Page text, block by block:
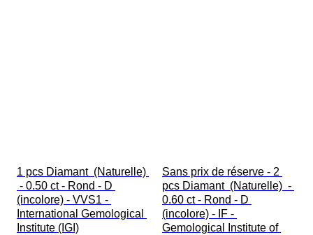
1 pcs Diamant  (Naturelle)
- 0.50 ct - Rond - D
(incolore) - VVS1 -
International Gemological
Institute (IGI)
Sans prix de réserve - 2
pcs Diamant  (Naturelle)  -
0.60 ct - Rond - D
(incolore) - IF -
Gemological Institute of